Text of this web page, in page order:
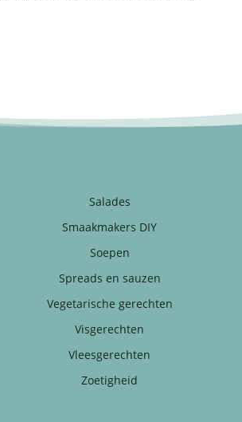
Salades
Smaakmakers DIY
Soepen
Spreads en sauzen
Vegetarische gerechten
Visgerechten
Vleesgerechten
Zoetigheid